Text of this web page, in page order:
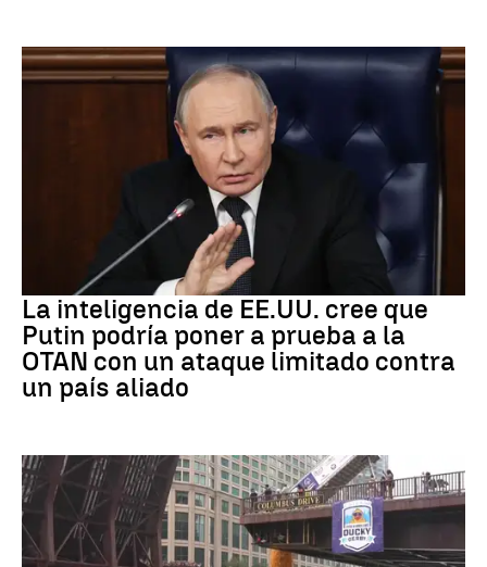
La inteligencia de EE.UU. cree que
Putin podría poner a prueba a la
OTAN con un ataque limitado contra
un país aliado